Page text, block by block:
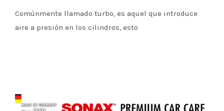
Comúnmente llamado turbo, es aquel que introduce
aire a presión en los cilindros, esto